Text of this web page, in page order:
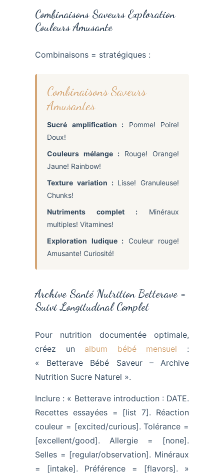
Combinaisons Saveurs Exploration
Couleurs Amusante
Combinaisons = stratégiques :
Combinaisons Saveurs
Amusantes
Sucré amplification : Pomme! Poire!
Doux!
Couleurs mélange : Rouge! Orange!
Jaune! Rainbow!
Texture variation :Lisse! Granuleuse!
Chunks!
Nutriments complet : Minéraux
multiples! Vitamines!
Exploration ludique : Couleur rouge!
Amusante! Curiosité!
Archive Santé Nutrition Betterave =
Suivi Longitudinal Complet
Pour nutrition documentée optimale,
créez un album bébé mensuel :
« Betterave Bébé Saveur – Archive
Nutrition Sucre Naturel ».
Inclure : « Betterave introduction : DATE.
Recettes essayées = [list 7]. Réaction
couleur = [excited/curious]. Tolérance =
[excellent/good]. Allergie = [none].
Selles = [regular/observation]. Minéraux
= [intake]. Préférence = [flavors]. »